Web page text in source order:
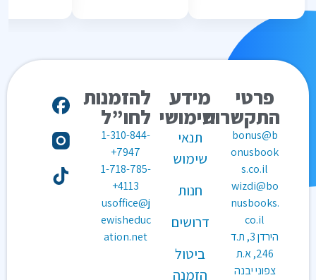
פרטי
התקשרות
bonus@b
onusbook
s.co.il
wizdi@bo
nusbooks.
co.il
הירדן 3, ת.ד
246, א.ת
צפוני יבנה
מידע
שימושי
תנאי
שימוש
חנות
דרושים
ביטול
הזמנה
להזמנות
לחו”ל
1-310-844-
7947+
1-718-785-
4113+
usoffice@j
ewisheduc
ation.net